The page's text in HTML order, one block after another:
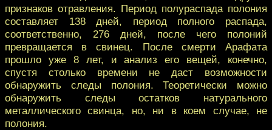
признаков отравления. Период полураспада полония
составляет 138 дней, период полного распада,
соответственно, 276 дней, после чего полоний
превращается в свинец. После смерти Арафата
прошло уже 8 лет, и анализ его вещей, конечно,
спустя столько времени не даст возможности
обнаружить следы полония. Теоретически можно
обнаружить следы остатков натурального
металлического свинца, но, ни в коем случае, не
полония.